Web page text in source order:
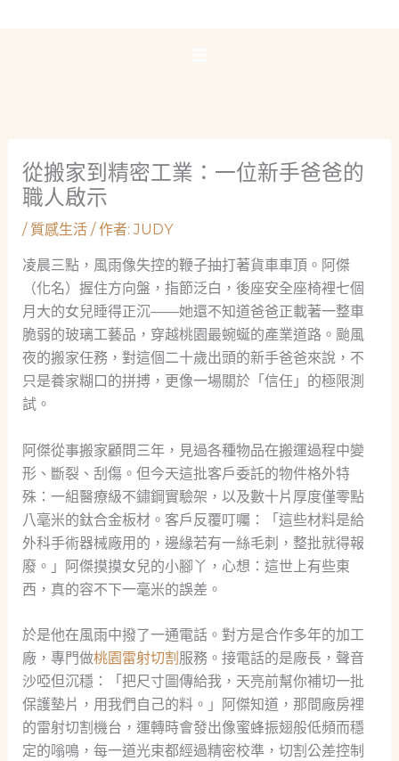
從搬家到精密工業：一位新手爸爸的
職人啟示
/ 質感生活/ 作者:JUDY
凌晨三點，風雨像失控的鞭子抽打著貨車車頂。阿傑
（化名）握住方向盤，指節泛白，後座安全座椅裡七個
月大的女兒睡得正沉——她還不知道爸爸正載著一整車
脆弱的玻璃工藝品，穿越桃園最蜿蜒的產業道路。颱風
夜的搬家任務，對這個二十歲出頭的新手爸爸來說，不
只是養家糊口的拼搏，更像一場關於「信任」的極限測
試。
阿傑從事搬家顧問三年，見過各種物品在搬運過程中變
形、斷裂、刮傷。但今天這批客戶委託的物件格外特
殊：一組醫療級不鏽鋼實驗架，以及數十片厚度僅零點
八毫米的鈦合金板材。客戶反覆叮囑：「這些材料是給
外科手術器械廠用的，邊緣若有一絲毛刺，整批就得報
廢。」阿傑摸摸女兒的小腳丫，心想：這世上有些東
西，真的容不下一毫米的誤差。
於是他在風雨中撥了一通電話。對方是合作多年的加工
廠，專門做桃園雷射切割 服務。接電話的是廠長，聲音
沙啞但沉穩：「把尺寸圖傳給我，天亮前幫你補切一批
保護墊片，用我們自己的料。」阿傑知道，那間廠房裡
的雷射切割機台，運轉時會發出像蜜蜂振翅般低頻而穩
定的嗡鳴，每一道光束都經過精密校準，切割公差控制